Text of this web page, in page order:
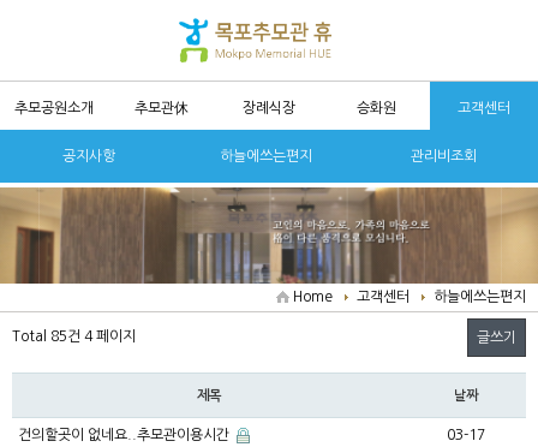
추모공원소개 추모관休 장례식장 승화원 고객센터
공지사항 하늘에쓰는편지 관리비조회
Home 고객센터 하늘에쓰는편지
Total 85건 4 페이지 글쓰기
제목 날짜
건의할곳이 없네요..추모관이용시간 03-17